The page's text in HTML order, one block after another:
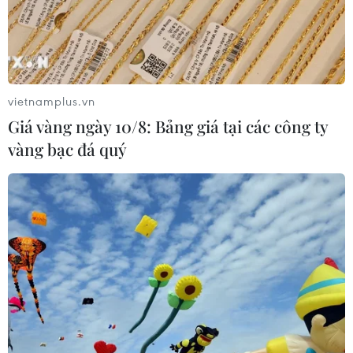
Quy định chi tiết về thủ tục cấp phép
thành lập Sở giao dịch hàng hóa
Foxconn đạt doanh thu cao kỷ lục
nhờ nhu cầu mạnh đối với AI
05/08/2026 13:41
Hãng Walt Disney ký thỏa thuận
chưa từng có tiền lệ với TikTok
05/08/2026 13:31
vietnamplus.vn
Giá vàng ngày 10/8: Bảng giá tại các công ty
vàng bạc đá quý